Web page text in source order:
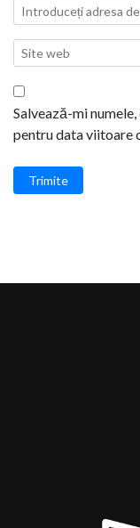
Salvează-mi
pentru data viitoare
Trimite